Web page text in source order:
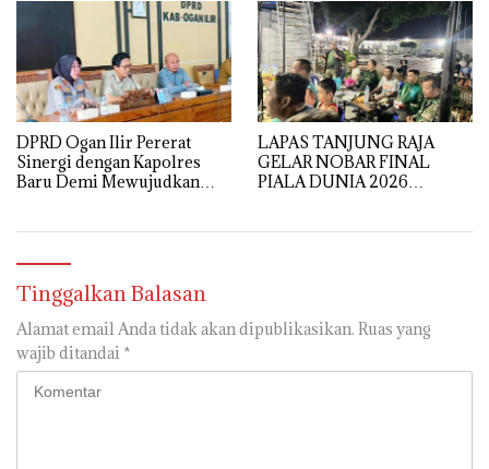
DPRD Ogan Ilir Pererat
Sinergi dengan Kapolres
Baru Demi Mewujudkan
LAPAS TANJUNG RAJA
GELAR NOBAR FINAL
PIALA DUNIA 2026
Tinggalkan Balasan
Alamat email Anda tidak akan dipublikasikan. Ruas yang
wajib ditandai *